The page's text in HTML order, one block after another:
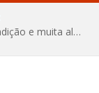
Afuá comemora 136 anos com orgulho, tradição e muita alegria na Quadra Dr. Nelson Salomão